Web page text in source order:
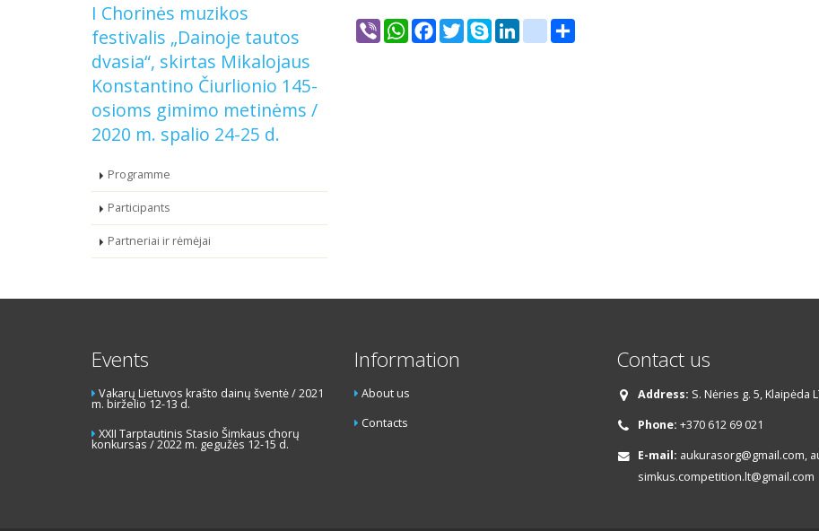
I Chorinės muzikos
festivalis „Dainoje tautos
dvasia“, skirtas Mikalojaus
Konstantino Čiurlionio 145-
osioms gimimo metinėms /
2020 m. spalio 24-25 d.
Programme
Participants
Partneriai ir rėmėjai
ViberWhatsAppFacebook
TwitterSkypeLinkedIngoogle_bookmarks
Share
Events
Vakarų Lietuvos krašto dainų šventė / 2021
m. birželio 12-13 d.
XXII Tarptautinis Stasio Šimkaus chorų
konkursas / 2022 m. gegužės 12-15 d.
Information
About us
Contacts
Contact us
Address: S. Nėries g. 5, Klaipėda
Phone: +370 612 69 021
E-mail: aukurasorg@gmail.com,
simkus.competition.lt@gmail.com